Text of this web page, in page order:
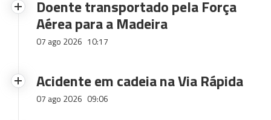
Doente transportado pela Força
Aérea para a Madeira
07 ago 2026 10:17
Acidente em cadeia na Via Rápida
07 ago 2026 09:06